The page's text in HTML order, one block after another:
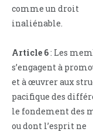
comme un droit
inaliénable.
Article 6: Les
s’engagent à
et à œuvrer aux
pacifique des
le fondement des
ou dont l’esprit ne